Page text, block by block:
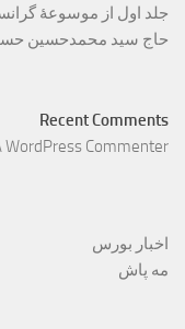
جلد اول از موسوعۀ
حاج سید محمدحسین
Recent Comments
WordPress Commenter
اخبار بورس
مه پاش